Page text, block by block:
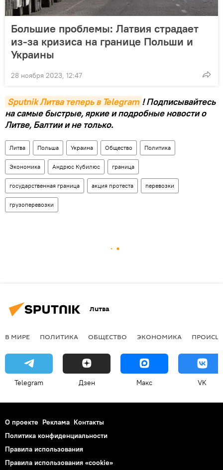
Большие проблемы: Латвия страдает
из-за кризиса на границе Польши и
Украины
28 ноября 2023, 12:47
Sputnik Литва теперь в Telegram ! Подписывайтесь
на самые быстрые, яркие и подробные новости о
Литве, Балтии и не только.
Литва Польша Украина Общество Политика
Экономика Андрюс Кубилюс граница
государственная граница акция протеста перевозки
грузоперевозки
Литва
В МИРЕ ПОЛИТИКА ОБЩЕСТВО ЭКОНОМИКА
Telegram Дзен Макс VK
О проекте Реклама Контакты
Политика конфиденциальности
Правила использования
Правила использования «cookie»